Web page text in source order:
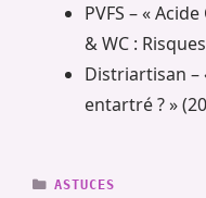
PVFS – «
& WC :
Distriartisan –
entartré ? »
CATÉGORIES
ASTUCES